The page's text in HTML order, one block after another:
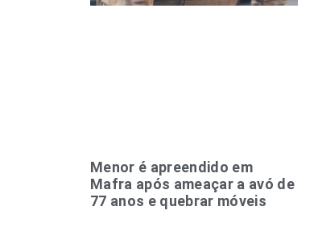
Menor é apreendido em
Mafra após ameaçar a avó de
77 anos e quebrar móveis